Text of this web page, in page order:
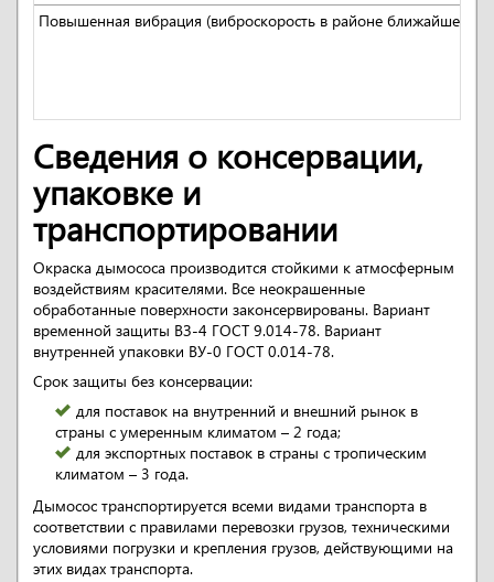
Повышенная вибрация (виброскорость в районе ближайшего
Сведения о консервации,
упаковке и
транспортировании
Окраска дымососа производится стойкими к атмосферным
воздействиям красителями. Все неокрашенные
обработанные поверхности законсервированы. Вариант
временной защиты ВЗ-4 ГОСТ 9.014-78. Вариант
внутренней упаковки ВУ-0 ГОСТ 0.014-78.
Срок защиты без консервации:
для поставок на внутренний и внешний рынок в
страны с умеренным климатом – 2 года;
для экспортных поставок в страны с тропическим
климатом – 3 года.
Дымосос транспортируется всеми видами транспорта в
соответствии с правилами перевозки грузов, техническими
условиями погрузки и крепления грузов, действующими на
этих видах транспорта.